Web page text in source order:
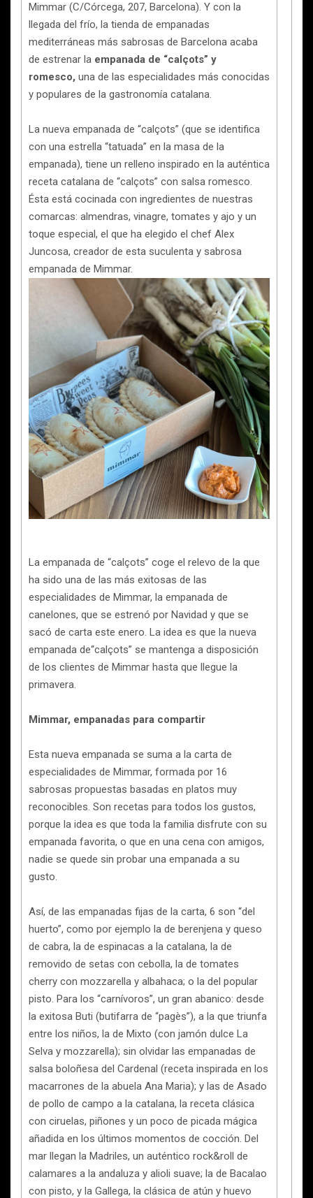
Mimmar (C/Córcega, 207, Barcelona). Y con la
llegada del frío, la tienda de empanadas
mediterráneas más sabrosas de Barcelona acaba
de estrenar la empanada de “calçots” y
romesco, una de las especialidades más conocidas
y populares de la gastronomía catalana.
La nueva empanada de “calçots” (que se identifica
con una estrella “tatuada” en la masa de la
empanada), tiene un relleno inspirado en la auténtica
receta catalana de “calçots” con salsa romesco.
Ésta está cocinada con ingredientes de nuestras
comarcas: almendras, vinagre, tomates y ajo y un
toque especial, el que ha elegido el chef Alex
Juncosa, creador de esta suculenta y sabrosa
empanada de Mimmar.
La empanada de “calçots” coge el relevo de la que
ha sido una de las más exitosas de las
especialidades de Mimmar, la empanada de
canelones, que se estrenó por Navidad y que se
sacó de carta este enero. La idea es que la nueva
empanada de“calçots” se mantenga a disposición
de los clientes de Mimmar hasta que llegue la
primavera.
Mimmar, empanadas para compartir
Esta nueva empanada se suma a la carta de
especialidades de Mimmar, formada por 16
sabrosas propuestas basadas en platos muy
reconocibles. Son recetas para todos los gustos,
porque la idea es que toda la familia disfrute con su
empanada favorita, o que en una cena con amigos,
nadie se quede sin probar una empanada a su
gusto.
Así, de las empanadas fijas de la carta, 6 son “del
huerto”, como por ejemplo la de berenjena y queso
de cabra, la de espinacas a la catalana, la de
removido de setas con cebolla, la de tomates
cherry con mozzarella y albahaca; o la del popular
pisto. Para los “carnívoros”, un gran abanico: desde
la exitosa Buti (butifarra de “pagès”), a la que triunfa
entre los niños, la de Mixto (con jamón dulce La
Selva y mozzarella); sin olvidar las empanadas de
salsa boloñesa del Cardenal (receta inspirada en los
macarrones de la abuela Ana Maria); y las de Asado
de pollo de campo a la catalana, la receta clásica
con ciruelas, piñones y un poco de picada mágica
añadida en los últimos momentos de cocción. Del
mar llegan la Madriles, un auténtico rock&roll de
calamares a la andaluza y alioli suave; la de Bacalao
con pisto, y la Gallega, la clásica de atún y huevo